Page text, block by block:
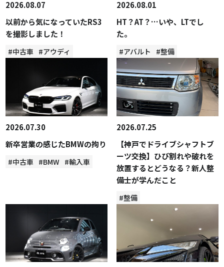
2026.08.07
以前から気になっていたRS3
を撮影しました！
#中古車 #アウディ
2026.08.01
HT？AT？…いや、LTでし
た。
#アバルト #整備
2026.07.30
新卒営業の感じたBMWの拘り
#中古車 #BMW #輸入車
2026.07.25
【神戸でドライブシャフトブ
ーツ交換】ひび割れや破れを
放置するとどうなる？新人整
備士が学んだこと
#整備